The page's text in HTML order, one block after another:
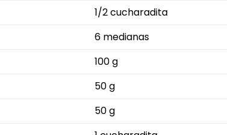
1/2 cucharadita
6 medianas
100 g
50 g
50 g